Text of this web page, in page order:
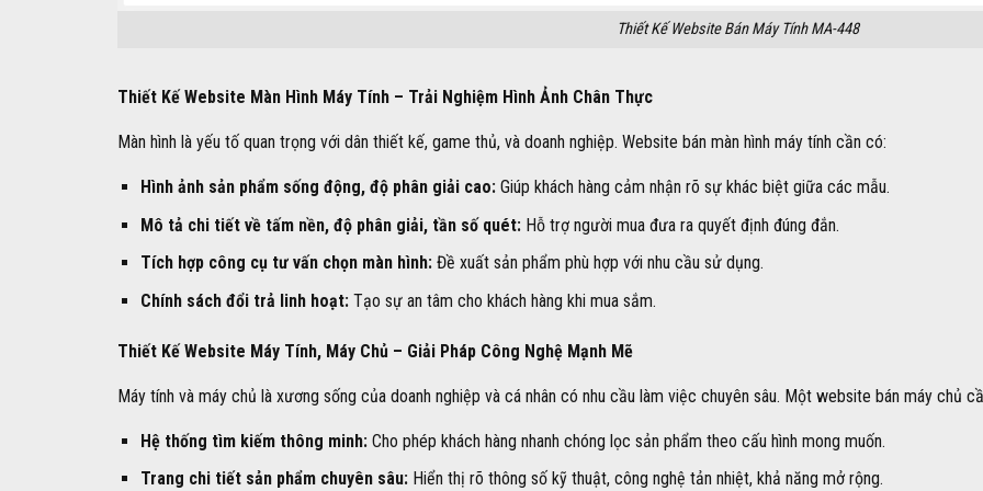
Thiết Kế Website Bán Máy Tính MA-448
Thiết Kế Website Màn Hình Máy Tính – Trải Nghiệm Hình Ảnh Chân Thực
Màn hình là yếu tố quan trọng với dân thiết kế, game thủ, và doanh nghiệp. Website bán màn hình máy tính cần có:
Hình ảnh sản phẩm sống động, độ phân giải cao:Giúp khách hàng cảm nhận rõ sự khác biệt giữa các mẫu.
Mô tả chi tiết về tấm nền, độ phân giải, tần số quét:Hỗ trợ người mua đưa ra quyết định đúng đắn.
Tích hợp công cụ tư vấn chọn màn hình:Đề xuất sản phẩm phù hợp với nhu cầu sử dụng.
Chính sách đổi trả linh hoạt:Tạo sự an tâm cho khách hàng khi mua sắm.
Thiết Kế Website Máy Tính, Máy Chủ – Giải Pháp Công Nghệ Mạnh Mẽ
Máy tính và máy chủ là xương sống của doanh nghiệp và cá nhân có nhu cầu làm việc chuyên sâu. Một website bán máy chủ
Hệ thống tìm kiếm thông minh:Cho phép khách hàng nhanh chóng lọc sản phẩm theo cấu hình mong muốn.
Trang chi tiết sản phẩm chuyên sâu:Hiển thị rõ thông số kỹ thuật, công nghệ tản nhiệt, khả năng mở rộng.